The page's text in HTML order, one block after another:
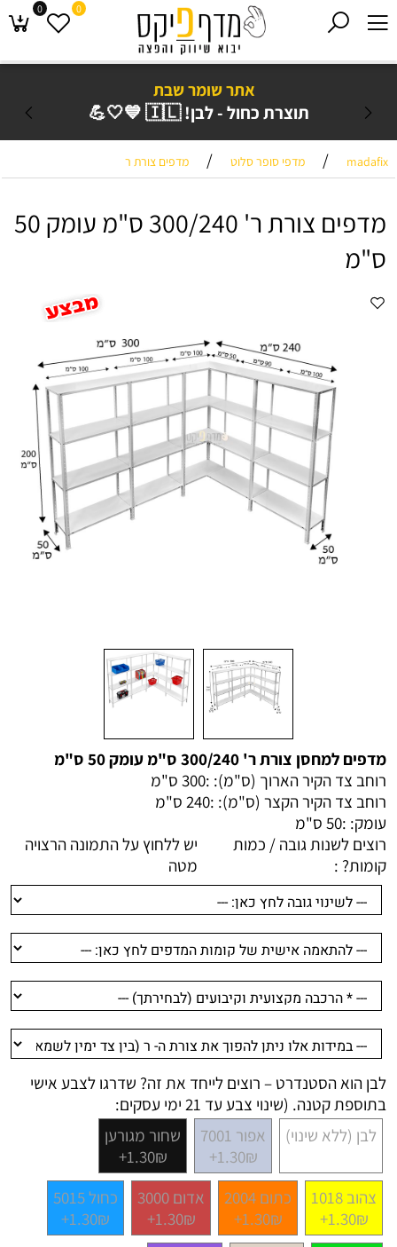
אתר שומר שבת
תוצרת כחול - לבן! 🇮🇱 💙🤍💪
0 0
madafix
/ מדפי סופר סלוט / מדפים צורת ר
מדפים צורת ר' 300/240 ס"מ עומק 50
ס"מ
מדפים למחסן צורת ר' 300/240 ס"מ עומק 50 ס"מ
רוחב צד הקיר הארוך (ס"מ): :300 ס"מ
רוחב צד הקיר הקצר (ס"מ): :240 ס"מ
עומק: :50 ס"מ
רוצים לשנות גובה / כמות
קומות? :
יש ללחוץ על התמונה הרצויה
מטה
לבן הוא הסטנדרט – רוצים לייחד את זה? שדרגו לצבע אישי
בתוספת קטנה. (שינוי צבע עד 21 ימי עסקים:
לבן (ללא שינוי)
אפור 7001
1.30₪+
שחור מגורען
1.30₪+
צהוב 1018
1.30₪+
כתום 2004
1.30₪+
אדום 3000
1.30₪+
כחול 5015
1.30₪+